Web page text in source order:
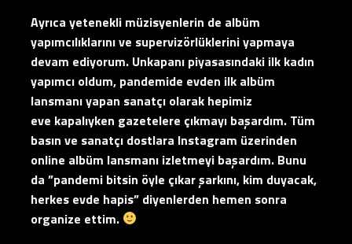
Ayrıca yetenekli müzisyenlerin de albüm
yapımcılıklarını ve supervizörlüklerini yapmaya
devam ediyorum. Unkapanı piyasasındaki ilk kadın
yapımcı oldum, pandemide evden ilk albüm
lansmanı yapan sanatçı olarak hepimiz
eve kapalıyken gazetelere çıkmayı başardım. Tüm
basın ve sanatçı dostlara Instagram üzerinden
online albüm lansmanı izletmeyi başardım. Bunu
da ”pandemi bitsin öyle çıkar şarkını, kim duyacak,
herkes evde hapis” diyenlerden hemen sonra
organize ettim.